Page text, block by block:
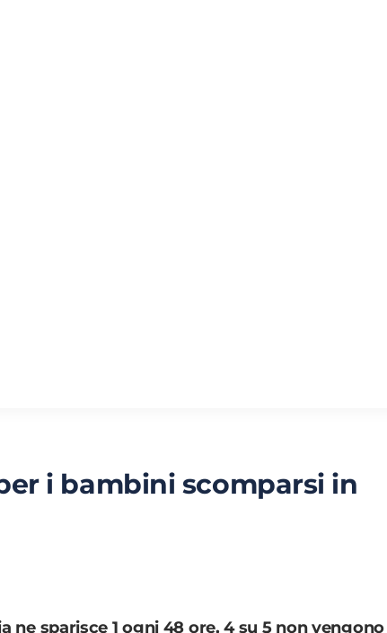
i bambini scomparsi in
ne sparisce 1 ogni 48 ore, 4 su 5 non